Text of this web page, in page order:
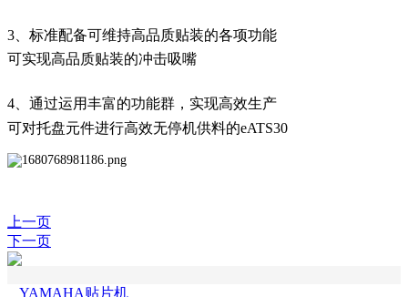
3、标准配备可维持高品质贴装的各项功能
可实现高品质贴装的冲击吸嘴
4、通过运用丰富的功能群，实现高效生产
可对托盘元件进行高效无停机供料的eATS30
上一页
下一页
YAMAHA贴片机